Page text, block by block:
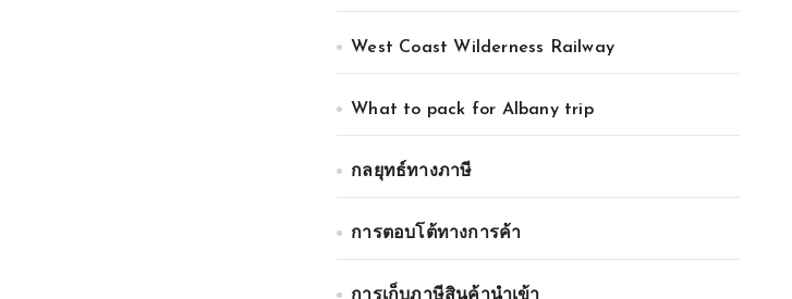
West Coast Wilderness Railway
What to pack for Albany trip
กลยุทธ์ทางภาษี
การตอบโต้ทางการค้า